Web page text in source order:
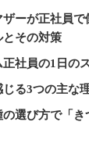
ーが正社員で
とその対策
社員の1日の
じる3つの主な
の選び方で「